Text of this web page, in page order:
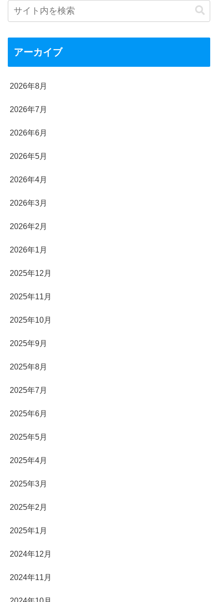
アーカイブ
2026年8月
2026年7月
2026年6月
2026年5月
2026年4月
2026年3月
2026年2月
2026年1月
2025年12月
2025年11月
2025年10月
2025年9月
2025年8月
2025年7月
2025年6月
2025年5月
2025年4月
2025年3月
2025年2月
2025年1月
2024年12月
2024年11月